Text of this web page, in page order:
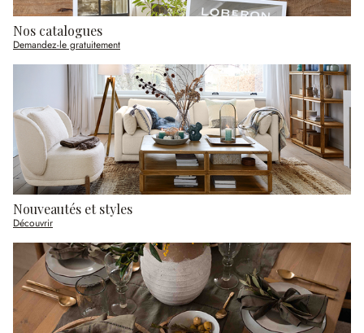
Nos catalogues
Demandez-le gratuitement
Nouveautés et styles
Découvrir